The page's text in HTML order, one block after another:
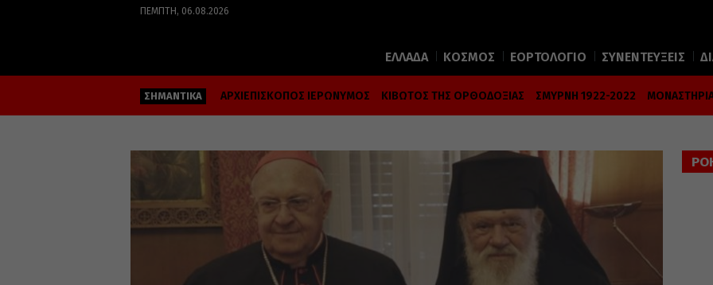
ΠΈΜΠΤΗ, 06.08.2026
ΕΛΛΑΔΑ ΚΟΣΜΟΣ ΕΟΡΤΟΛΟΓΙΟ ΣΥΝΕΝΤΕΥΞΕΙΣ
ΣΗΜΑΝΤΙΚΑ ΑΡΧΙΕΠΙΣΚΟΠΟΣ ΙΕΡΩΝΥΜΟΣ ΚΙΒΩΤΟΣ ΤΗΣ ΟΡΘΟΔΟΞΙΑΣ ΣΜΥΡΝΗ 1922-2022